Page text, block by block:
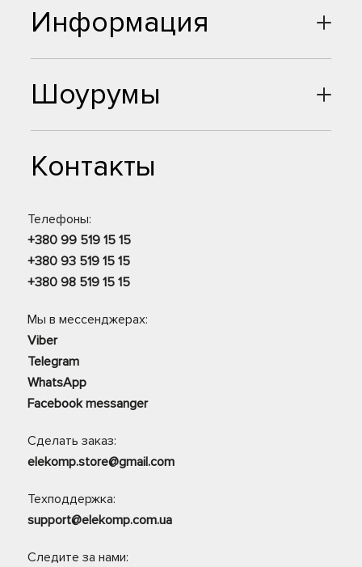
Шоурумы
Контакты
Телефоны:
+380 99 519 15 15
+380 93 519 15 15
+380 98 519 15 15
Мы в мессенджерах:
Viber
Telegram
WhatsApp
Facebook messanger
Сделать заказ:
elekomp.store@gmail.com
Техподдержка:
support@elekomp.com.ua
Следите за нами:
Информация